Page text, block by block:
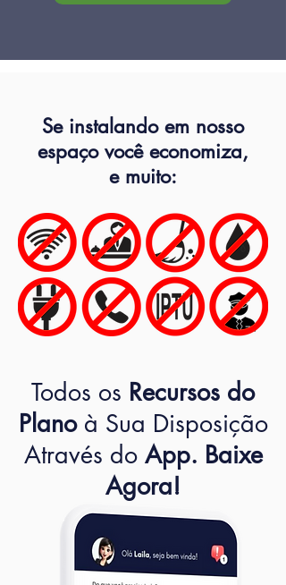
Se instalando em nosso
espaço você economiza,
e muito:
Todos os Recursos do
Plano à Sua Disposição
Através doApp. Baixe
Agora!